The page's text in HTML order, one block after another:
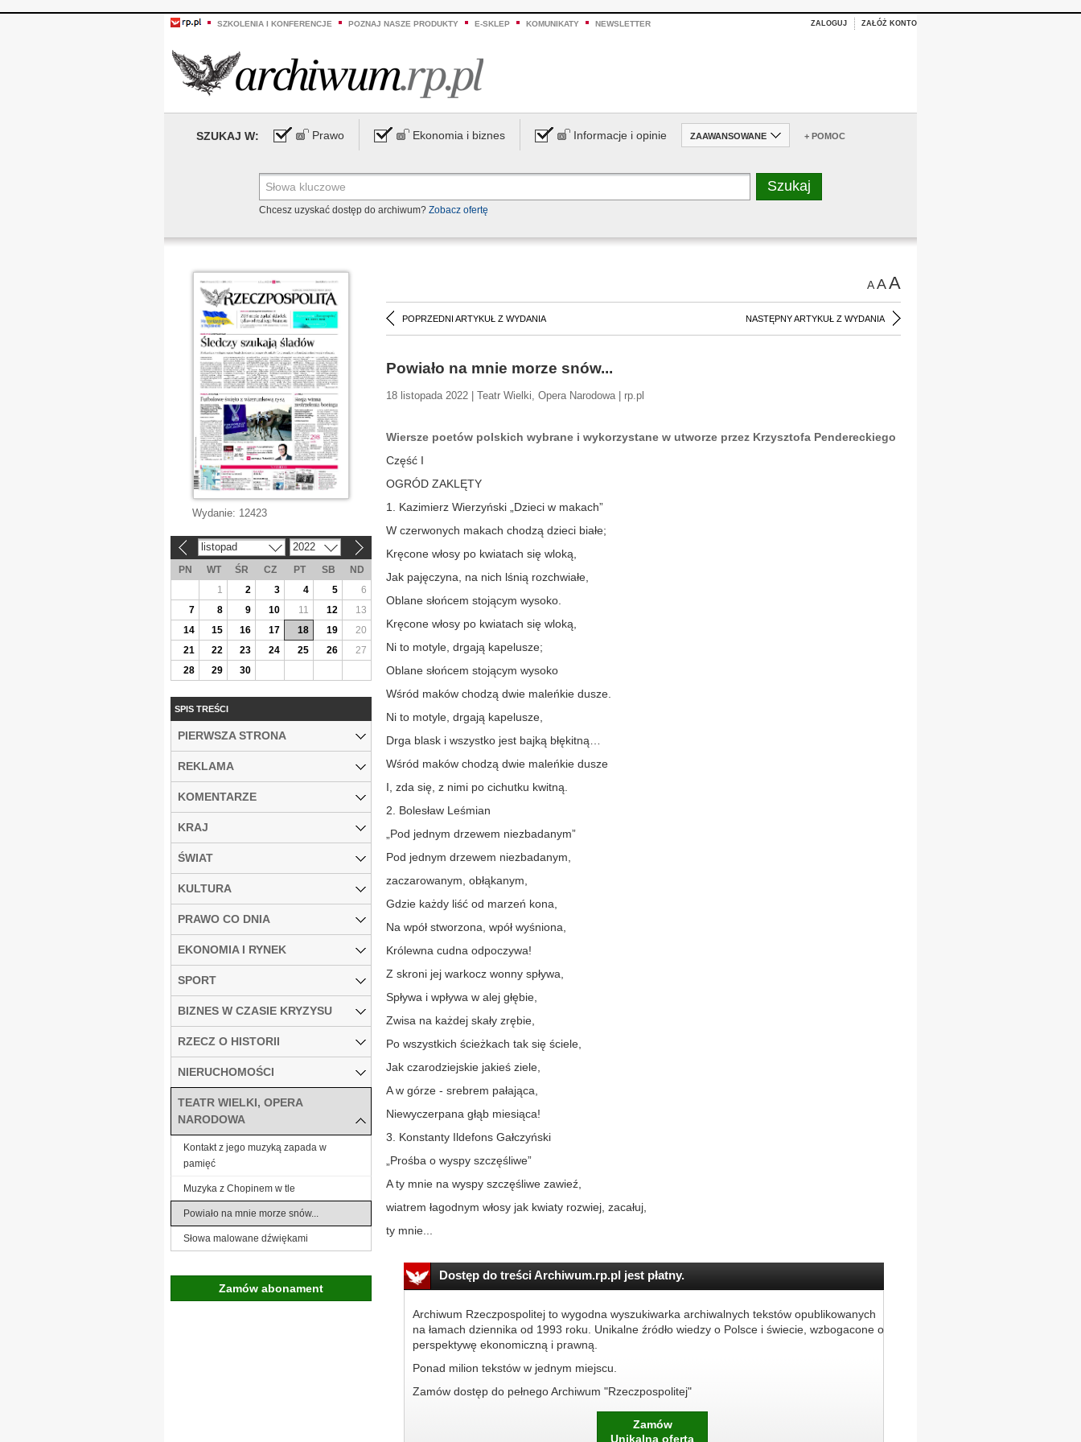
SZKOLENIA I KONFERENCJE POZNAJ NASZE PRODUKTY E-SKLEP KOMUNIKATY NEWSLETTER ZALOGUJ ZAŁÓŻ KONTO
SZUKAJ W: Prawo Ekonomia i biznes Informacje i opinie ZAAWANSOWANE + POMOC
Chcesz uzyskać dostęp do archiwum? Zobacz ofertę
AAA
POPRZEDNI ARTYKUŁ Z WYDANIA NASTĘPNY ARTYKUŁ Z WYDANIA
Powiało na mnie morze snów...
18 listopada 2022 | Teatr Wielki, Opera Narodowa | rp.pl
Wiersze poetów polskich wybrane i wykorzystane w utworze przez Krzysztofa Pendereckiego
Część I
OGRÓD ZAKLĘTY
1. Kazimierz Wierzyński „Dzieci w makach”
W czerwonych makach chodzą dzieci białe;
Kręcone włosy po kwiatach się wloką,
Jak pajęczyna, na nich lśnią rozchwiałe,
Oblane słońcem stojącym wysoko.
Kręcone włosy po kwiatach się wloką,
Ni to motyle, drgają kapelusze;
Oblane słońcem stojącym wysoko
Wśród maków chodzą dwie maleńkie dusze.
Ni to motyle, drgają kapelusze,
Drga blask i wszystko jest bajką błękitną…
Wśród maków chodzą dwie maleńkie dusze
I, zda się, z nimi po cichutku kwitną.
2. Bolesław Leśmian
„Pod jednym drzewem niezbadanym”
Pod jednym drzewem niezbadanym,
zaczarowanym, obłąkanym,
Gdzie każdy liść od marzeń kona,
Na wpół stworzona, wpół wyśniona,
Królewna cudna odpoczywa!
Z skroni jej warkocz wonny spływa,
Spływa i wpływa w alej głębie,
Zwisa na każdej skały zrębie,
Po wszystkich ścieżkach tak się ściele,
Jak czarodziejskie jakieś ziele,
A w górze - srebrem pałająca,
Niewyczerpana głąb miesiąca!
3. Konstanty Ildefons Gałczyński
„Prośba o wyspy szczęśliwe”
A ty mnie na wyspy szczęśliwe zawieź,
wiatrem łagodnym włosy jak kwiaty rozwiej, zacałuj,
ty mnie...
Dostęp do treści Archiwum.rp.pl jest płatny.
Archiwum Rzeczpospolitej to wygodna wyszukiwarka archiwalnych tekstów opublikowanych
na łamach dziennika od 1993 roku. Unikalne źródło wiedzy o Polsce i świecie, wzbogacone o
perspektywę ekonomiczną i prawną.
Ponad milion tekstów w jednym miejscu.
Zamów dostęp do pełnego Archiwum "Rzeczpospolitej"
Zamów
Unikalna oferta
Wydanie: 12423
listopad 2022
PN WT ŚR CZ PT SB
ND
1
2 3 4 5
6
7
8 9 10 11 12
13
14
15 16 17 18 19
20
21
22 23 24 25 26
27
28
29 30
SPIS TREŚCI
PIERWSZA STRONA
REKLAMA
KOMENTARZE
KRAJ
ŚWIAT
KULTURA
PRAWO CO DNIA
EKONOMIA I RYNEK
SPORT
BIZNES W CZASIE KRYZYSU
RZECZ O HISTORII
NIERUCHOMOŚCI
TEATR WIELKI, OPERA
NARODOWA
Kontakt z jego muzyką zapada w
pamięć
Muzyka z Chopinem w tle
Powiało na mnie morze snów...
Słowa malowane dźwiękami
Zamów abonament